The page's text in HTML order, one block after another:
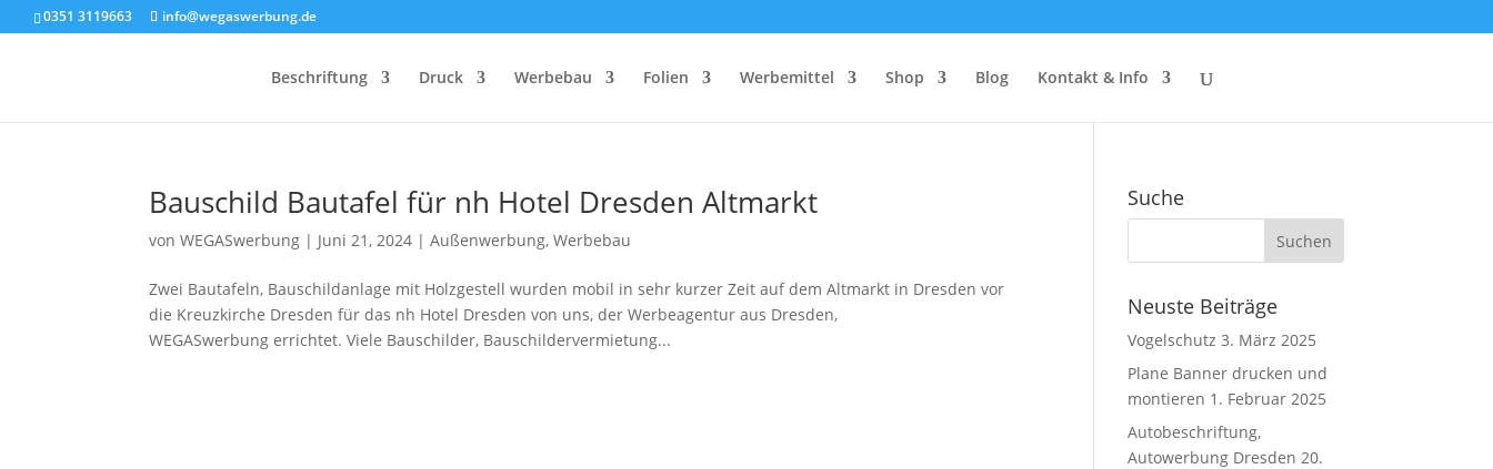
0351 3119663 info@wegaswerbung.de
Beschriftung Druck Werbebau Folien Werbemittel Shop Blog Kontakt & Info
Bauschild Bautafel für nh Hotel Dresden Altmarkt
vonWEGASwerbung | Juni 21, 2024 |Außenwerbung,Werbebau
Zwei Bautafeln, Bauschildanlage mit Holzgestell wurden mobil in sehr kurzer Zeit auf dem Altmarkt in Dresden vor
die Kreuzkirche Dresden für das nh Hotel Dresden von uns, der Werbeagentur aus Dresden,
WEGASwerbung errichtet. Viele Bauschilder, Bauschildervermietung...
Suche
Neuste Beiträge
Vogelschutz 3. März 2025
Plane Banner drucken und
montieren 1. Februar 2025
Autobeschriftung,
Autowerbung Dresden 20.